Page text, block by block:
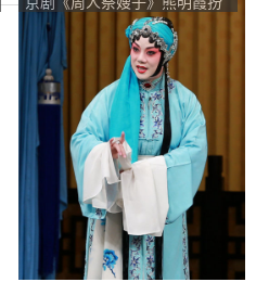
演冯苏慧